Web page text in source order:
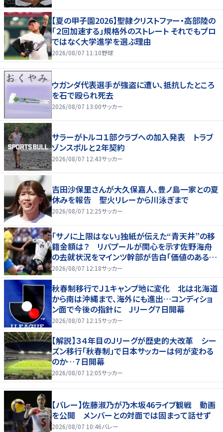
【夏の甲子園2026】聖隷クリストファー・高部陸の
「２回加速する」規格外のストレート それでもプロ
ではなく大学進学を選ぶ理由
2026/08/07 11:10野球
ウガンダ代表選手が強盗に遭い、抵抗したところ
を石で殴られ死去
2026/08/07 13:00サッカー
サラーがトルコ１部クラブへの加入発表 トラブ
ゾンスポルと２年契約
2026/08/07 12:43サッカー
吉田沙保里さんが大久保嘉人、豊ノ島一家との夏
休みを報告 聖火リレーから川泳ぎまで
2026/08/07 12:25サッカー
「サノに上限はない」独紙が伝えた“青天井”の移
籍金額は？ リバプールが関心を示す佐野海舟
の去就状況をマインツ幹部が告白「価値のあるも
のになる」
2026/08/07 12:18サッカー
秋春制移行でＪ１キャンプ地に変化 北は北海道
から南は沖縄まで、海外にも進出…コンディショ
ン面で今後の指針に Jリーグ７日開幕
2026/08/07 12:15サッカー
【解説】３４年目のＪリーグが歴史的大改革 シー
ズン移行「秋春制」で日本サッカーは何が変わる
のか…７日開幕
2026/08/07 12:05サッカー
【バレー】佐藤淑乃が乃木坂46ライブ観戦 動画
を公開 メンバーとの対面では固まって話せず
2026/08/07 10:46バレー